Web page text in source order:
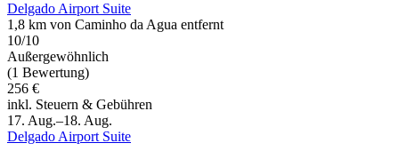
Delgado Airport Suite
1,8 km von Caminho da Agua entfernt
10/10
Außergewöhnlich
(1 Bewertung)
256 €
inkl. Steuern & Gebühren
17. Aug.–18. Aug.
Delgado Airport Suite